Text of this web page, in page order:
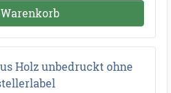
Warenkorb